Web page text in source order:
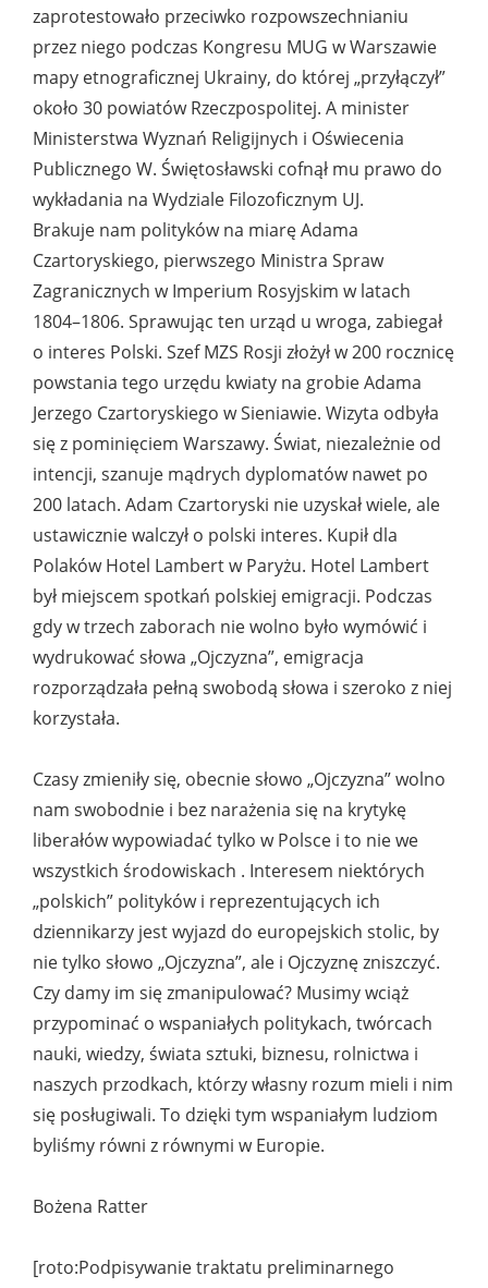
zaprotestowało przeciwko rozpowszechnianiu
przez niego podczas Kongresu MUG w Warszawie
mapy etnograficznej Ukrainy, do której „przyłączył”
około 30 powiatów Rzeczpospolitej. A minister
Ministerstwa Wyznań Religijnych i Oświecenia
Publicznego W. Świętosławski cofnął mu prawo do
wykładania na Wydziale Filozoficznym UJ.
Brakuje nam polityków na miarę Adama
Czartoryskiego, pierwszego Ministra Spraw
Zagranicznych w Imperium Rosyjskim w latach
1804–1806. Sprawując ten urząd u wroga, zabiegał
o interes Polski. Szef MZS Rosji złożył w 200 rocznicę
powstania tego urzędu kwiaty na grobie Adama
Jerzego Czartoryskiego w Sieniawie. Wizyta odbyła
się z pominięciem Warszawy. Świat, niezależnie od
intencji, szanuje mądrych dyplomatów nawet po
200 latach. Adam Czartoryski nie uzyskał wiele, ale
ustawicznie walczył o polski interes. Kupił dla
Polaków Hotel Lambert w Paryżu. Hotel Lambert
był miejscem spotkań polskiej emigracji. Podczas
gdy w trzech zaborach nie wolno było wymówić i
wydrukować słowa „Ojczyzna”, emigracja
rozporządzała pełną swobodą słowa i szeroko z niej
korzystała.
Czasy zmieniły się, obecnie słowo „Ojczyzna” wolno
nam swobodnie i bez narażenia się na krytykę
liberałów wypowiadać tylko w Polsce i to nie we
wszystkich środowiskach . Interesem niektórych
„polskich” polityków i reprezentujących ich
dziennikarzy jest wyjazd do europejskich stolic, by
nie tylko słowo „Ojczyzna”, ale i Ojczyznę zniszczyć.
Czy damy im się zmanipulować? Musimy wciąż
przypominać o wspaniałych politykach, twórcach
nauki, wiedzy, świata sztuki, biznesu, rolnictwa i
naszych przodkach, którzy własny rozum mieli i nim
się posługiwali. To dzięki tym wspaniałym ludziom
byliśmy równi z równymi w Europie.
Bożena Ratter
[roto:Podpisywanie traktatu preliminarnego